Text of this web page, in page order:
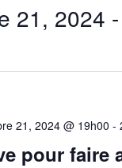
21, 2024 -
pour
21, 2024 @ 19h00 -